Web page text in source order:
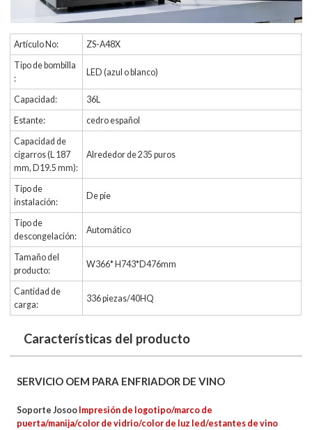
Artículo No:
ZS-A48X
Tipo de bombilla
:
LED (azul o blanco)
Capacidad:
36L
Estante:
cedro español
Capacidad de
cigarros (L 187
mm, D19.5 mm):
Alrededor de 235 puros
Tipo de
instalación:
De pie
Tipo de
descongelación:
Automático
Tamaño del
producto:
W366* H743*D476mm
Cantidad de
carga:
336 piezas/40HQ
Características del producto
SERVICIO OEM PARA ENFRIADOR DE VINO
Soporte Josoo Impresión de logotipo/marco de
puerta/manija/color de vidrio/color de luz led/estantes de vino